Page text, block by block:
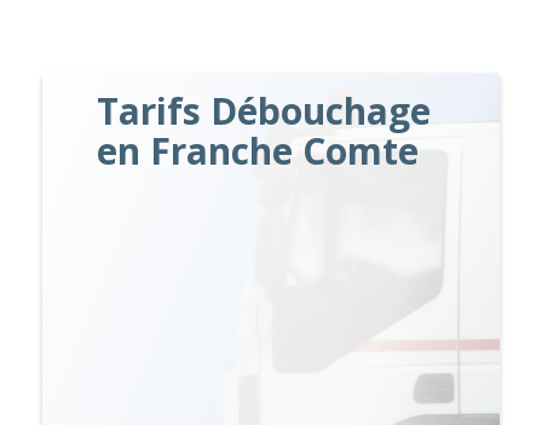
Tarifs Débouchage
en Franche Comte